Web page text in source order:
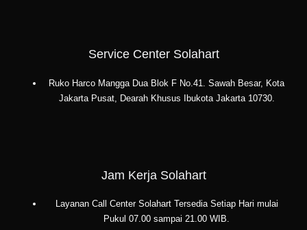
Service Center Solahart
Ruko Harco Mangga Dua Blok F No.41. Sawah Besar, Kota
Jakarta Pusat, Dearah Khusus Ibukota Jakarta 10730.
Jam Kerja Solahart
Layanan Call Center Solahart Tersedia Setiap Hari mulai
Pukul 07.00 sampai 21.00 WIB.